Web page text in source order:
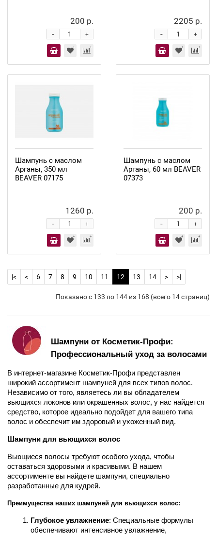
200 р.
+
-
2205 р.
+
-
Шампунь с маслом
Арганы, 350 мл
BEAVER 07175
1260 р.
+
-
Шампунь с маслом
Арганы, 60 мл BEAVER
07373
200 р.
+
-
|< < 6 7 8 9 10 11 12 13 14 > >|
Показано с 133 по 144 из 168 (всего 14 страниц)
Шампуни от Косметик-Профи:
Профессиональный уход за волосами
В интернет-магазине Косметик-Профи представлен
широкий ассортимент шампуней для всех типов волос.
Независимо от того, являетесь ли вы обладателем
вьющихся локонов или окрашенных волос, у нас найдется
средство, которое идеально подойдет для вашего типа
волос и обеспечит им здоровый и ухоженный вид.
Шампуни для вьющихся волос
Вьющиеся волосы требуют особого ухода, чтобы
оставаться здоровыми и красивыми. В нашем
ассортименте вы найдете шампуни, специально
разработанные для кудрей.
Преимущества наших шампуней для вьющихся волос:
Глубокое увлажнение: Специальные формулы
обеспечивают интенсивное увлажнение,